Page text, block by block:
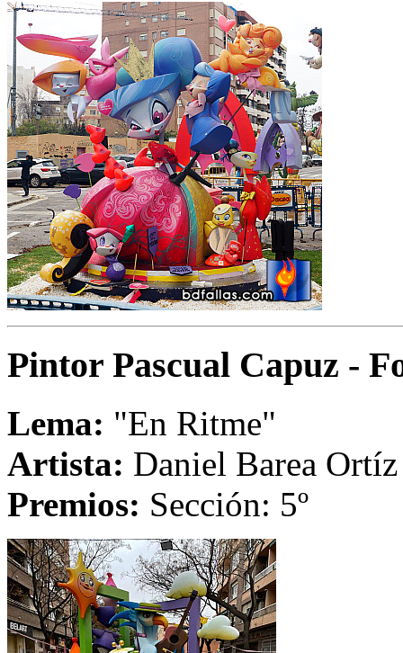
Pintor Pascual Capuz -
Lema: "En Ritme"
Artista: Daniel Barea Ortíz
Premios: Sección: 5º